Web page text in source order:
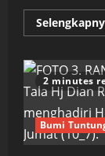
2 minutes
Bumi